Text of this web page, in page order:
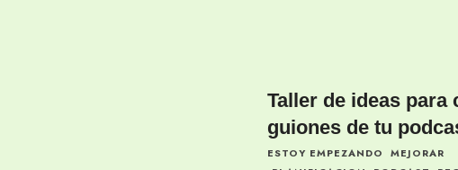
Taller de ideas para
guiones de tu
ESTOY EMPEZANDO
MEJORAR